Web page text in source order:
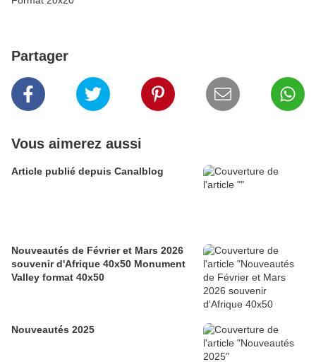
Partager
Vous aimerez aussi
Article publié depuis Canalblog
Nouveautés de Février et Mars 2026
souvenir d'Afrique 40x50 Monument
Valley format 40x50
Nouveautés 2025